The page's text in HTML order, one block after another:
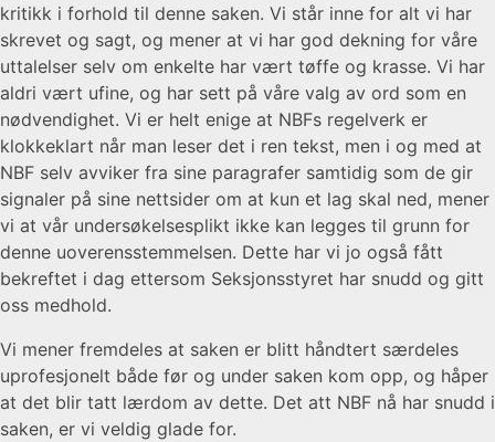
kritikk i forhold til denne saken. Vi står inne for alt vi har
skrevet og sagt, og mener at vi har god dekning for våre
uttalelser selv om enkelte har vært tøffe og krasse. Vi har
aldri vært ufine, og har sett på våre valg av ord som en
nødvendighet. Vi er helt enige at NBFs regelverk er
klokkeklart når man leser det i ren tekst, men i og med at
NBF selv avviker fra sine paragrafer samtidig som de gir
signaler på sine nettsider om at kun et lag skal ned, mener
vi at vår undersøkelsesplikt ikke kan legges til grunn for
denne uoverensstemmelsen. Dette har vi jo også fått
bekreftet i dag ettersom Seksjonsstyret har snudd og gitt
oss medhold.
Vi mener fremdeles at saken er blitt håndtert særdeles
uprofesjonelt både før og under saken kom opp, og håper
at det blir tatt lærdom av dette. Det att NBF nå har snudd i
saken, er vi veldig glade for.